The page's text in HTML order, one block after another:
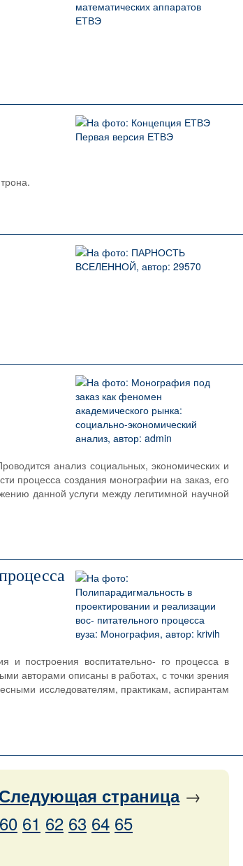
анализ социальных, экономических и
процесса создания монографии на заказ, его
данной услуги между легитимной научной
и построения воспитательно- го процесса в
авторами описаны в работах, с точки зрения
исследователям, практикам, аспирантам
Следующая страница→
60 61 62 63 64 65